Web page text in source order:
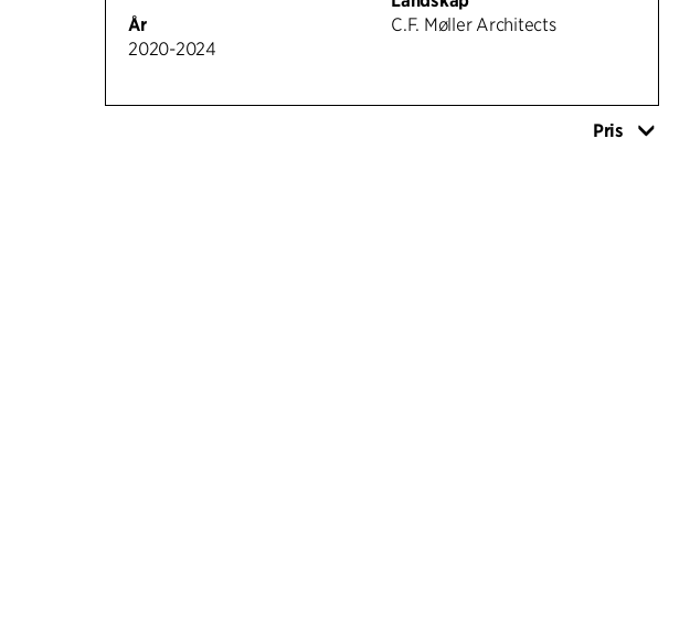
År
2020-2024
C.F. Møller Architects
Pris